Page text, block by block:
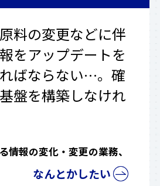
料の変更などに伴
をアップデートを
ばならない…。確
盤を構築しなけれ
情報の変化・変更の業務、
なんとかしたい